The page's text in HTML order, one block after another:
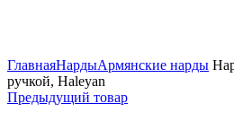
ГлавнаяНардыАрмянские нарды
ручкой, Haleyan
Предыдущий товар